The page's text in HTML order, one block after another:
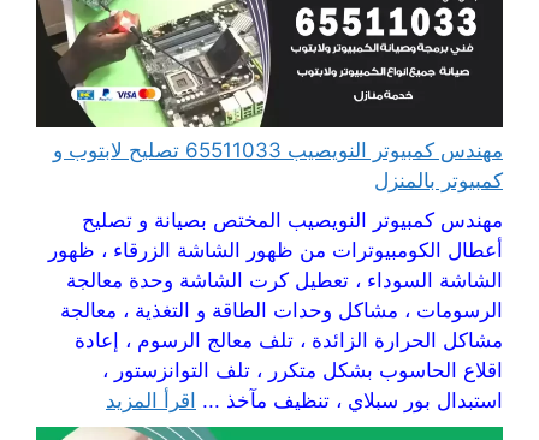
مهندس كمبيوتر النويصيب 65511033 تصليح لابتوب و
كمبيوتر بالمنزل
مهندس كمبيوتر النويصيب المختص بصيانة و تصليح
أعطال الكومبيوترات من ظهور الشاشة الزرقاء ، ظهور
الشاشة السوداء ، تعطيل كرت الشاشة وحدة معالجة
الرسومات ، مشاكل وحدات الطاقة و التغذية ، معالجة
مشاكل الحرارة الزائدة ، تلف معالج الرسوم ، إعادة
اقلاع الحاسوب بشكل متكرر ، تلف التوانزستور ،
استبدال بور سبلاي ، تنظيف مآخذ ... اقرأ المزيد